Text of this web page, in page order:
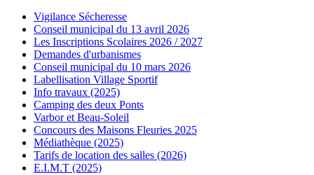
Vigilance Sécheresse
Conseil municipal du 13 avril 2026
Les Inscriptions Scolaires 2026 / 2027
Demandes d'urbanismes
Conseil municipal du 10 mars 2026
Labellisation Village Sportif
Info travaux (2025)
Camping des deux Ponts
Varbor et Beau-Soleil
Concours des Maisons Fleuries 2025
Médiathèque (2025)
Tarifs de location des salles (2026)
E.I.M.T (2025)